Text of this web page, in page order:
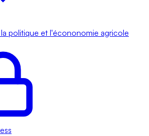
politique et l'écononomie agricole